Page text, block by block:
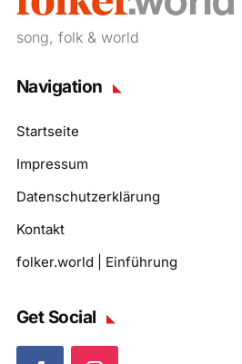
song, folk & world
Navigation
Startseite
Impressum
Datenschutzerklärung
Kontakt
folker.world | Einführung
Get Social